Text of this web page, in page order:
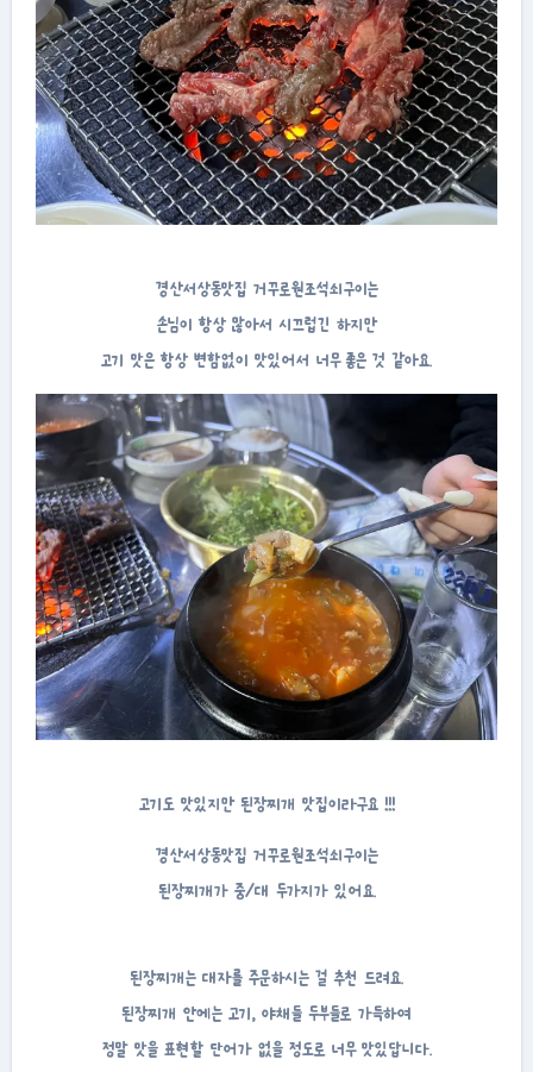
경산서상동맛집 거꾸로원조석쇠구이는
손님이 항상 많아서 시끄럽긴 하지만
고기 맛은 항상 변함없이 맛있어서 너무 좋은 것 같아요.
고기도 맛있지만 된장찌개 맛집이라구요 !!!
경산서상동맛집 거꾸로원조석쇠구이는
된장찌개가 중/대 두가지가 있어요.
된장찌개는 대자를 주문하시는 걸 추천 드려요.
된장찌개 안에는 고기, 야채들 두부들로 가득하여
정말 맛을 표현할 단어가 없을 정도로 너무 맛있답니다.